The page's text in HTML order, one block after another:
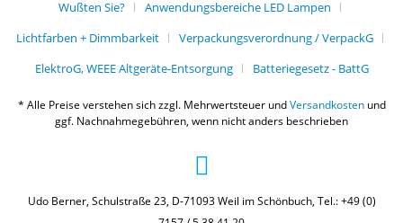
Wußten Sie?
Anwendungsbereiche LED Lampen
Lichtfarben + Dimmbarkeit
Verpackungsverordnung / VerpackG
ElektroG, WEEE Altgeräte-Entsorgung
Batteriegesetz - BattG
* Alle Preise verstehen sich zzgl. Mehrwertsteuer undVersandkostenund
ggf. Nachnahmegebühren, wenn nicht anders beschrieben
Udo Berner, Schulstraße 23, D-71093 Weil im Schönbuch, Tel.: +49 (0)